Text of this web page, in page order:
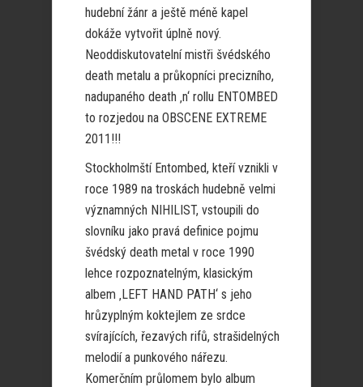
hudební žánr a ještě méně kapel
dokáže vytvořit úplně nový.
Neoddiskutovatelní mistři švédského
death metalu a průkopníci precizního,
nadupaného death ‚n‘ rollu ENTOMBED
to rozjedou na OBSCENE EXTREME
2011!!!
Stockholmští Entombed, kteří vznikli v
roce 1989 na troskách hudebně velmi
významných NIHILIST, vstoupili do
slovníku jako pravá definice pojmu
švédský death metal v roce 1990
lehce rozpoznatelným, klasickým
albem ‚LEFT HAND PATH‘ s jeho
hrůzyplným koktejlem ze srdce
svírajících, řezavých rifů, strašidelných
melodií a punkového nářezu.
Komerčním průlomem bylo album